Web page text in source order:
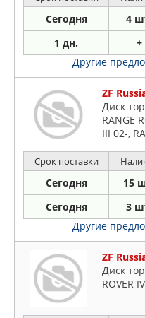
Сегодня 4
1 дн. +
Другие
ZF
Диск
RANGE
III 02-,
Срок поставки
Сегодня 15
Сегодня 3
Другие
ZF
Диск
ROVER